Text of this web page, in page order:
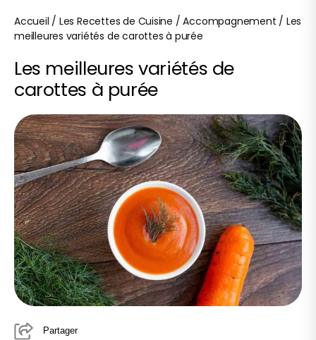
Accueil / Les Recettes de Cuisine /Accompagnement / Les
meilleures variétés de carottes à purée
Les meilleures variétés de
carottes à purée
Partager